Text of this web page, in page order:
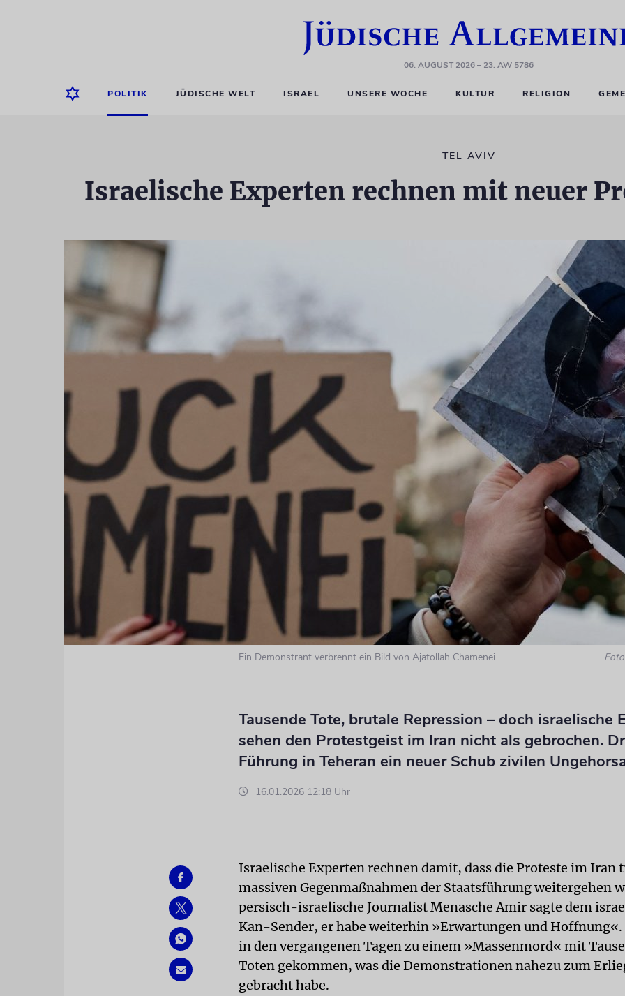
06. AUGUST 2026– 23. AW 5786
POLITIK JÜDISCHE WELT ISRAEL UNSERE WOCHE KULTUR RELIGION
TEL AVIV
Israelische Experten rechnen mit neuer
Ein Demonstrant verbrennt ein Bild von Ajatollah Chamenei.
Tausende Tote, brutale Repression – doch israelische
sehen den Protestgeist im Iran nicht als gebrochen.
Führung in Teheran ein neuer Schub zivilen
16.01.2026 12:18 Uhr
Israelische Experten rechnen damit, dass die Proteste im Iran
massiven Gegenmaßnahmen der Staatsführung weitergehen
persisch-israelische Journalist Menasche Amir sagte dem
Kan-Sender, er habe weiterhin »Erwartungen und Hoffnung«.
in den vergangenen Tagen zu einem »Massenmord« mit
Toten gekommen, was die Demonstrationen nahezu zum
gebracht habe.